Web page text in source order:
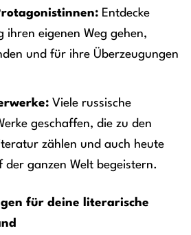
Entdecke
ihren eigenen Weg gehen,
und für ihre Überzeugungen
Viele russische
geschaffen, die zu den
zählen und auch heute
der ganzen Welt begeistern.
für deine literarische